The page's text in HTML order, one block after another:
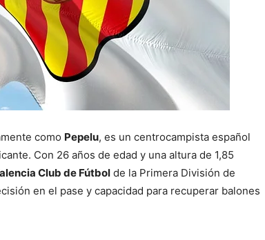
como Pepelu, es un centrocampista español
Con 26 años de edad y una altura de 1,85
Club de Fútbol de la Primera División de
en el pase y capacidad para recuperar balones